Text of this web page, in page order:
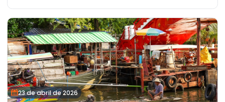
23 de abril de 2026